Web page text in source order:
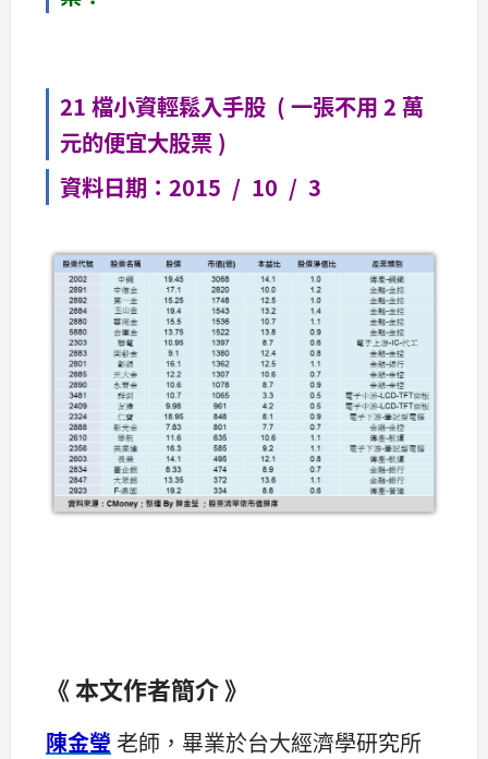
21 檔小資輕鬆入手股 ( 一張不用 2 萬
元的便宜大股票 )
資料日期：2015 / 10 / 3
《 本文作者簡介 》
陳金瑩 老師，畢業於台大經濟學研究所